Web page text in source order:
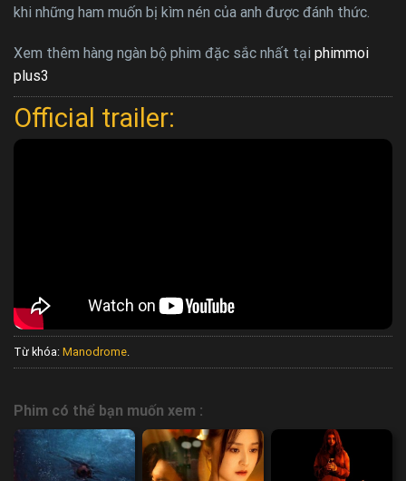
khi những ham muốn bị kìm nén của anh được đánh thức.
Xem thêm hàng ngàn bộ phim đặc sắc nhất tại phimmoi
plus3
Official trailer:
Từ khóa: Manodrome
Phim có thể bạn muốn xem :